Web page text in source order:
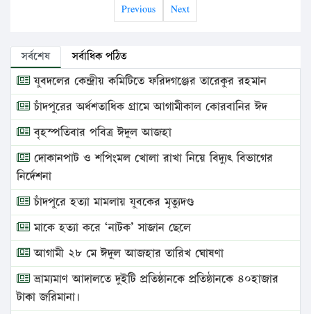
Previous Next
সর্বশেষ সর্বাধিক পঠিত
যুবদলের কেন্দ্রীয় কমিটিতে ফরিদগঞ্জের তারেকুর রহমান
চাঁদপুরের অর্ধশতাধিক গ্রামে আগামীকাল কোরবানির ঈদ
বৃহস্পতিবার পবিত্র ঈদুল আজহা
দোকানপাট ও শপিংমল খোলা রাখা নিয়ে বিদ্যুৎ বিভাগের
নির্দেশনা
চাঁদপুরে হত্যা মামলায় যুবকের মৃত্যুদণ্ড
মাকে হত্যা করে ‘নাটক’ সাজান ছেলে
আগামী ২৮ মে ঈদুল আজহার তারিখ ঘোষণা
ভ্রাম্যমাণ আদালতে দুইটি প্রতিষ্ঠানকে প্রতিষ্ঠানকে ৪০হাজার
টাকা জরিমানা।